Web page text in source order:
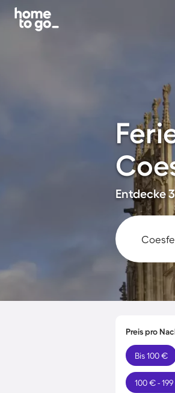
Entdecke
Preis pro
Bis 100 €
100 € -